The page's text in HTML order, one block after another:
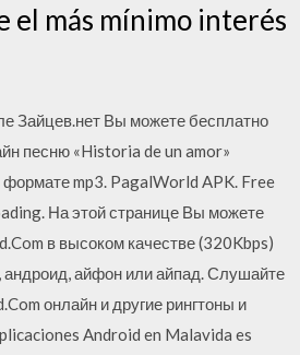
el más mínimo interés
Зайцев.нет Вы можете бесплатно
песню «Historia de un amor»
формате mp3. PagalWorld APK. Free
На этой странице Вы можете
в высоком качестве (320Kbps)
андроид, айфон или айпад. Слушайте
онлайн и другие рингтоны и
Android en Malavida es